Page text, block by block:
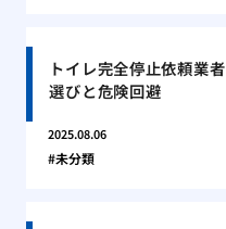
トイレ完全停止依頼業者
選びと危険回避
2025.08.06
未分類